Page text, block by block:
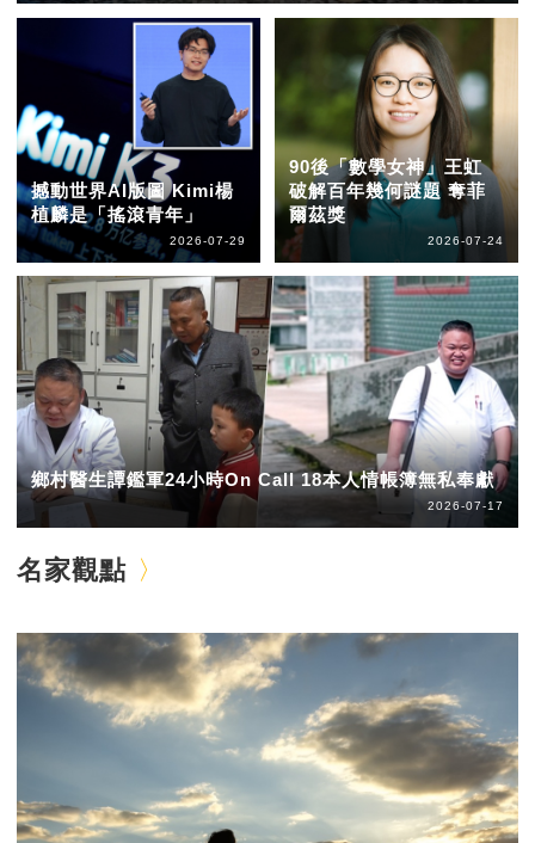
撼動世界AI版圖 Kimi楊
植麟是「搖滾青年」
2026-07-29
90後「數學女神」王虹
破解百年幾何謎題 奪菲
爾茲獎
2026-07-24
鄉村醫生譚鑑軍24小時On Call 18本人情帳簿無私奉獻
2026-07-17
名家觀點